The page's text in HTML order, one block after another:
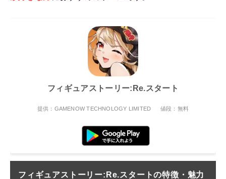
フィギュアストーリー:Re.スタート
提供：GAMENOW TECHNOLOGY LIMITED 値段：無料
フィギュアストーリー:Re.スタートの特徴・魅力